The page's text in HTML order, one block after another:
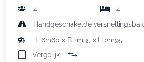
4
4
Handgeschakelde versnellingsbak
L 6m60 x B 2m35 x H 2m95
Vergelijk